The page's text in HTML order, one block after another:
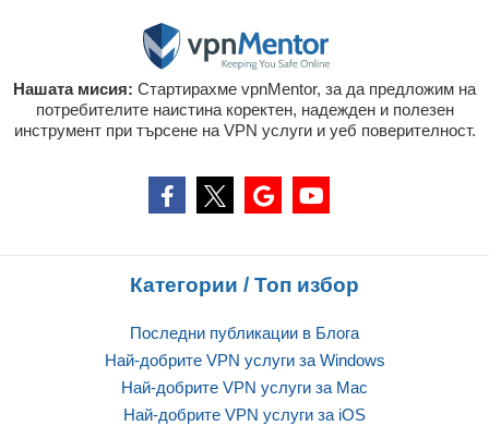
Нашата мисия: Стартирахме vpnMentor, за да предложим на
потребителите наистина коректен, надежден и полезен
инструмент при търсене на VPN услуги и уеб поверителност.
Категории / Топ избор
Последни публикации в Блога
Най-добрите VPN услуги за Windows
Най-добрите VPN услуги за Mac
Най-добрите VPN услуги за iOS